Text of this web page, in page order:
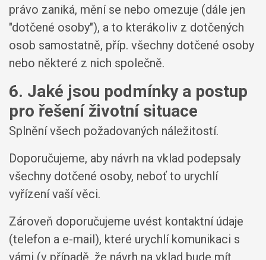
právo zaniká, mění se nebo omezuje (dále jen
"dotčené osoby"), a to kterákoliv z dotčených
osob samostatně, příp. všechny dotčené osoby
nebo některé z nich společně.
6. Jaké jsou podmínky a postup
pro řešení životní situace
Splnění všech požadovaných náležitostí.
Doporučujeme, aby návrh na vklad podepsaly
všechny dotčené osoby, neboť to urychlí
vyřízení vaší věci.
Zároveň doporučujeme uvést kontaktní údaje
(telefon a e-mail), které urychlí komunikaci s
vámi (v případě, že návrh na vklad bude mít